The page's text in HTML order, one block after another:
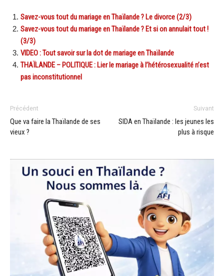
Savez-vous tout du mariage en Thaïlande ? Le divorce (2/3)
Savez-vous tout du mariage en Thaïlande ? Et si on annulait tout !
(3/3)
VIDEO : Tout savoir sur la dot de mariage en Thaïlande
THAÏLANDE – POLITIQUE : Lier le mariage à l’hétérosexualité n’est
pas inconstitutionnel
Précédent
Que va faire la Thaïlande de ses
vieux ?
Suivant
SIDA en Thaïlande : les jeunes les
plus à risque